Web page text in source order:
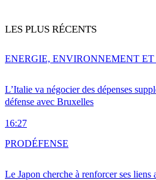
LES PLUS RÉCENTS
L’Italie va négocier des dépenses
défense avec Bruxelles
16:27
ENERGIE, ENVIRONNEMENT ET
Le Japon cherche à renforcer ses liens
PRODÉFENSE